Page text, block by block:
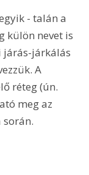
külön nevet is
járás-járkálás
A
réteg (ún.
meg az